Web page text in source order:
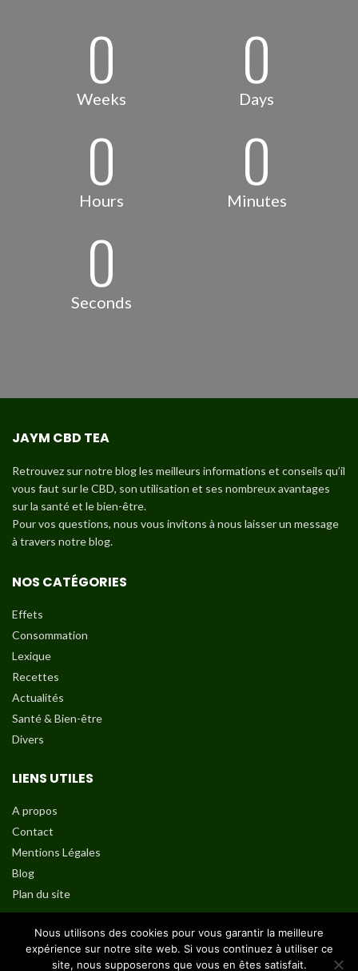
0
Weeks 0
Days
0
Hours 0
Minutes
0
Seconds
JAYM CBD TEA
Retrouvez sur notre blog les meilleurs informations et conseils qu’il
vous faut sur le CBD, son utilisation et ses nombreux avantages
sur la santé et le bien-être.
Pour vos questions, nous vous invitons à nous laisser un message
à travers notre blog.
NOS CATÉGORIES
Effets
Consommation
Lexique
Recettes
Actualités
Santé & Bien-être
Divers
LIENS UTILES
A propos
Contact
Mentions Légales
Blog
Plan du site
SUIVEZ-NOUS SUR
Nous utilisons des cookies pour vous garantir la meilleure
expérience sur notre site web. Si vous continuez à utiliser ce
site, nous supposerons que vous en êtes satisfait.